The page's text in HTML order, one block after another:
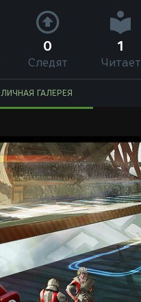
0
Следят
1
Читает
ЛИЧНАЯ ГАЛЕРЕЯ